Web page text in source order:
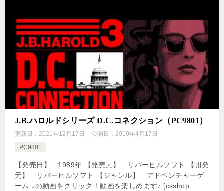
J.B.ハロルドシリーズ D.C.コネクション（PC9801）
更新日： 2021年12月17日 公開日： 2019年4月17日
PC9801
【発売日】 1989年 【発売元】 リバーヒルソフト 【開発
元】 リバーヒルソフト 【ジャンル】 アドベンチャーゲ
ーム ↓の動画をクリック！動画を楽しめます♪ [csshop